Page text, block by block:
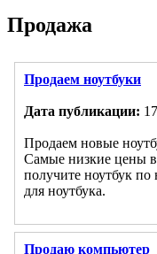
Продажа
Продаем ноутбуки
Дата публикации:
Продаем новые
Самые низкие цены
получите ноутбук
для ноутбука.
Продаю компьютер